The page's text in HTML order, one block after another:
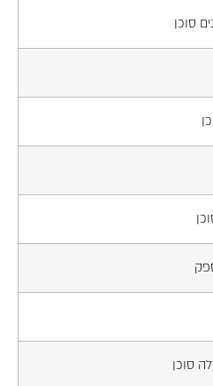
סוכן
סוכן